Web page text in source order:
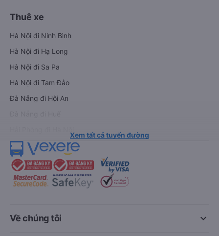
Thuê xe
Hà Nội đi Ninh Bình
Hà Nội đi Hạ Long
Hà Nội đi Sa Pa
Hà Nội đi Tam Đảo
Đà Nẵng đi Hội An
Xem tất cả tuyến đường
keyboard_arrow_down
Về chúng tôi